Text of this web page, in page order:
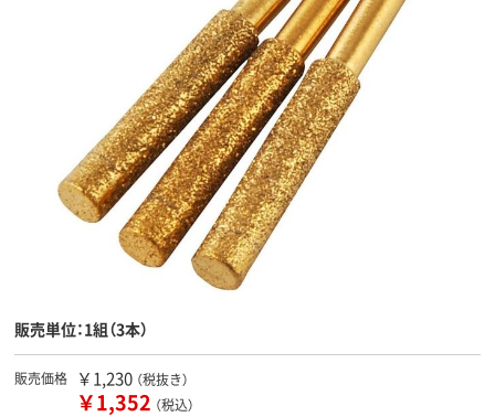
販売単位：1組（3本）
販売価格 ￥1,230 （税抜き）
￥1,352 （税込）